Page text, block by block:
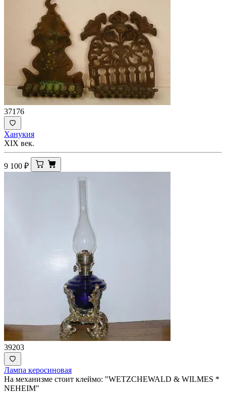
37176
Ханукия
XIX век.
9 100 ₽
39203
Лампа керосиновая
На механизме стоит клеймо: "WETZCHEWALD & WILMES *
NEHEIM"